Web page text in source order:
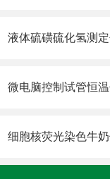
液体硫磺硫化氢测
微电脑控制试管恒